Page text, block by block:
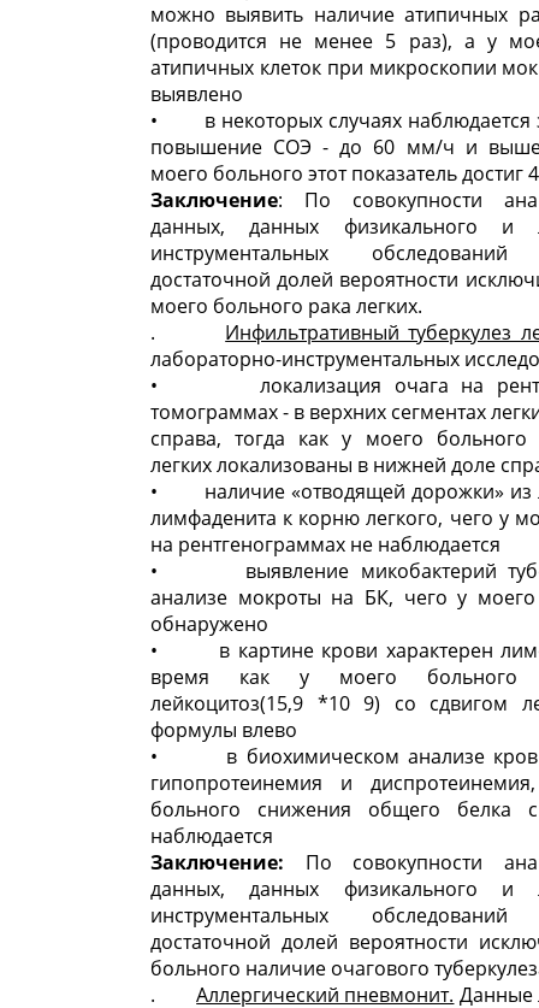
можно выявить наличие атипичных
(проводится не менее 5 раз), а у
атипичных клеток при микроскопии
выявлено
• в некоторых случаях наблюдается
повышение СОЭ - до 60 мм/ч и
моего больного этот показатель достиг
Заключение: По совокупности
данных, данных физикального и
инструментальных
достаточной долей вероятности
моего больного рака легких.
. Инфильтративный туберкулез
лабораторно-инструментальных
• локализация очага на
томограммах - в верхних сегментах
справа, тогда как у моего
легких локализованы в нижней доле
• наличие «отводящей дорожки» из
лимфаденита к корню легкого, чего у
на рентгенограммах не наблюдается
• выявление микобактерий
анализе мокроты на БК, чего у
обнаружено
• в картине крови характерен
время как у моего больного
лейкоцитоз(15,9 *10 9) со сдвигом
формулы влево
• в биохимическом анализе крови
гипопротеинемия и
больного снижения общего белка
наблюдается
Заключение: По совокупности
данных, данных физикального и
инструментальных
достаточной долей вероятности
больного наличие очагового
.Аллергический пневмонит. Данные